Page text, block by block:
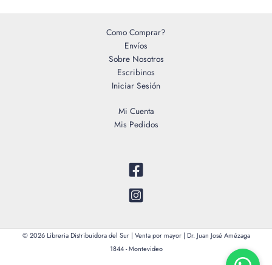
Como Comprar?
Envíos
Sobre Nosotros
Escribinos
Iniciar Sesión
Mi Cuenta
Mis Pedidos
© 2026 Libreria Distribuidora del Sur | Venta por mayor | Dr. Juan José Amézaga
1844 - Montevideo